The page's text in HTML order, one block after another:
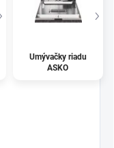
Umývačky riadu
ASKO